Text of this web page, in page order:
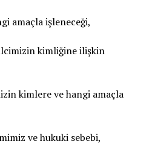
amaçla işleneceği,
kimliğine ilişkin
kimlere ve hangi amaçla
ve hukuki sebebi,